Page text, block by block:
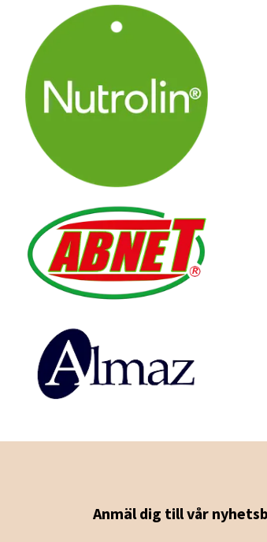
Anmäl dig till vår